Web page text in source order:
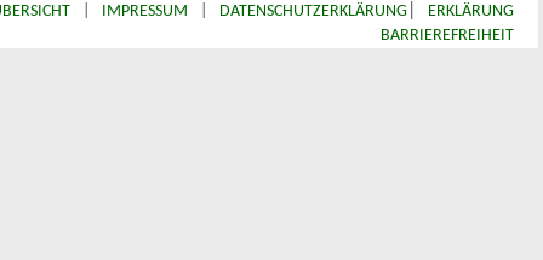
IMPRESSUM DATENSCHUTZERKLÄRUNG|
ERKLÄRUNG
BARRIEREFREIHEIT